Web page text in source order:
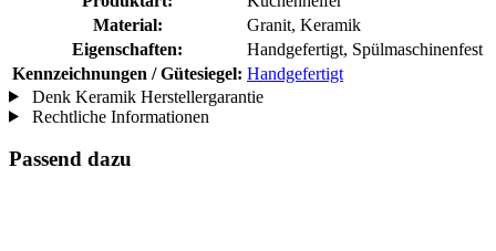
Material:
Granit, Keramik
Eigenschaften:
Handgefertigt, Spülmaschinenfest
Kennzeichnungen / Gütesiegel: Handgefertigt
Denk Keramik Herstellergarantie
Rechtliche Informationen
Passend dazu